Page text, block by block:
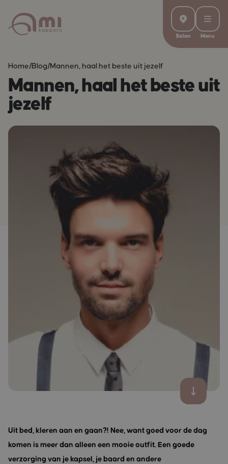
Salon Menu
Home/Blog/Mannen, haal het beste uit jezelf
Mannen, haal het beste uit
jezelf
Uit bed, kleren aan en gaan?! Nee, want goed voor de dag
komen is meer dan alleen een mooie outfit. Een goede
verzorging van je kapsel, je baard en andere